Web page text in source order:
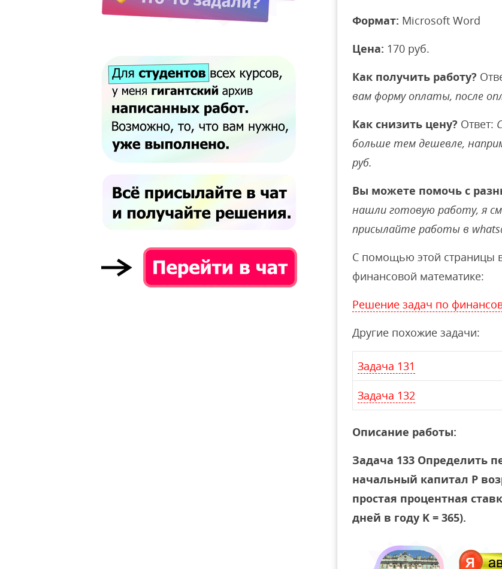
Формат: Microsoft Word
Цена: 170 руб.
Как получить работу?
вам форму оплаты, после
Как снизить цену? Ответ:
больше тем дешевле,
руб.
Вы можете помочь с
нашли готовую работу, я
присылайте работы в
С помощью этой страницы
финансовой математике:
Решение задач по
Другие похожие задачи:
Задача 131
Задача 132
Описание работы:
Задача 133 Определить
начальный капитал P
простая процентная
дней в году K = 365).